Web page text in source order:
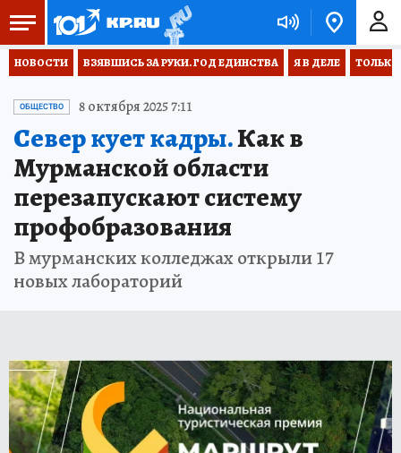
НОВОСТИ ВЗЯВШИСЬ ЗА РУКИ. ГОД ЕДИНСТВА Я В ДЕЛЕ ТОЛЬКО
ОБЩЕСТВО 8 октября 2025 7:11
Север кует кадры.Как в
Мурманской области
перезапускают систему
профобразования
В мурманских колледжах открыли 17
новых лабораторий